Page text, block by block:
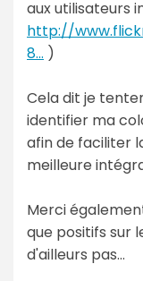
aux utilisateurs
http://
8... )
Cela dit je
identifier ma
afin de faciliter
meilleure
Merci
que positifs sur
d'ailleurs pas...